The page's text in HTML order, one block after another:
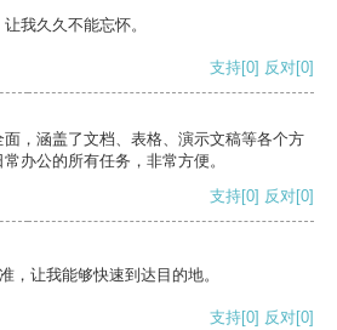
我久久不能忘怀。
支持[0] 反对[0]
，涵盖了文档、表格、演示文稿等各个方
办公的所有任务，非常方便。
支持[0] 反对[0]
，让我能够快速到达目的地。
支持[0] 反对[0]